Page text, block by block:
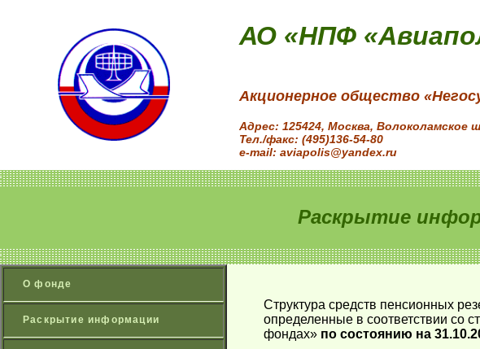
АО «НПФ
Акционерное общество
Адрес: 125424, Москва, Волоколамское
Тел./факс: (495)136-54-80
e-mail: aviapolis@yandex.ru
Раскрытие
О фонде
Раскрытие информации
Структура средств пенсионных
определенные в соответствии со
фондах» по состоянию на